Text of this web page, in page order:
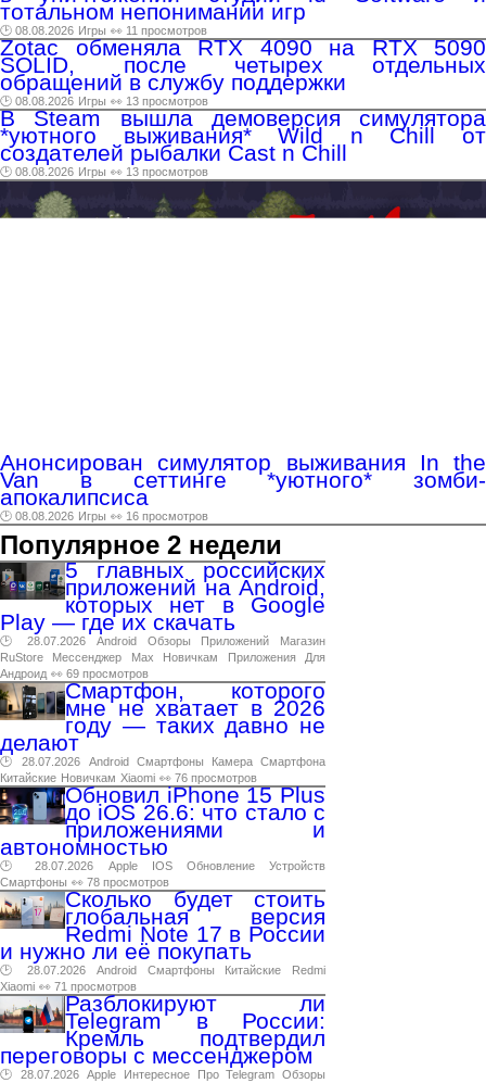
тотальном непонимании игр
🕑 08.08.2026 Игры 👀 11 просмотров
Zotac обменяла RTX 4090 на RTX 5090
SOLID, после четырех отдельных
обращений в службу поддержки
🕑 08.08.2026 Игры 👀 13 просмотров
В Steam вышла демоверсия симулятора
*уютного выживания* Wild n Chill от
создателей рыбалки Cast n Chill
🕑 08.08.2026 Игры 👀 13 просмотров
Анонсирован симулятор выживания In the
Van в сеттинге *уютного* зомби-
апокалипсиса
🕑 08.08.2026 Игры 👀 16 просмотров
Популярное 2 недели
5 главных российских
приложений на Android,
которых нет в Google
Play — где их скачать
🕑 28.07.2026 Android Обзоры Приложений
Магазин
RuStore
Мессенджер Max Новичкам Приложения
Для
Андроид 👀 69 просмотров
Смартфон, которого
мне не хватает в 2026
году — таких давно не
делают
🕑 28.07.2026 Android Смартфоны Камера Смартфона
Китайские Новичкам Xiaomi 👀 76 просмотров
Обновил iPhone 15 Plus
до iOS 26.6: что стало с
приложениями и
автономностью
🕑 28.07.2026 Apple IOS Обновление
Устройств
Смартфоны 👀 78 просмотров
Сколько будет стоить
глобальная версия
Redmi Note 17 в России
и нужно ли её покупать
🕑 28.07.2026 Android Смартфоны Китайские
Redmi
Xiaomi 👀 71 просмотров
Разблокируют ли
Telegram в России:
Кремль подтвердил
переговоры с мессенджером
🕑 28.07.2026 Apple Интересное Про Telegram Обзоры